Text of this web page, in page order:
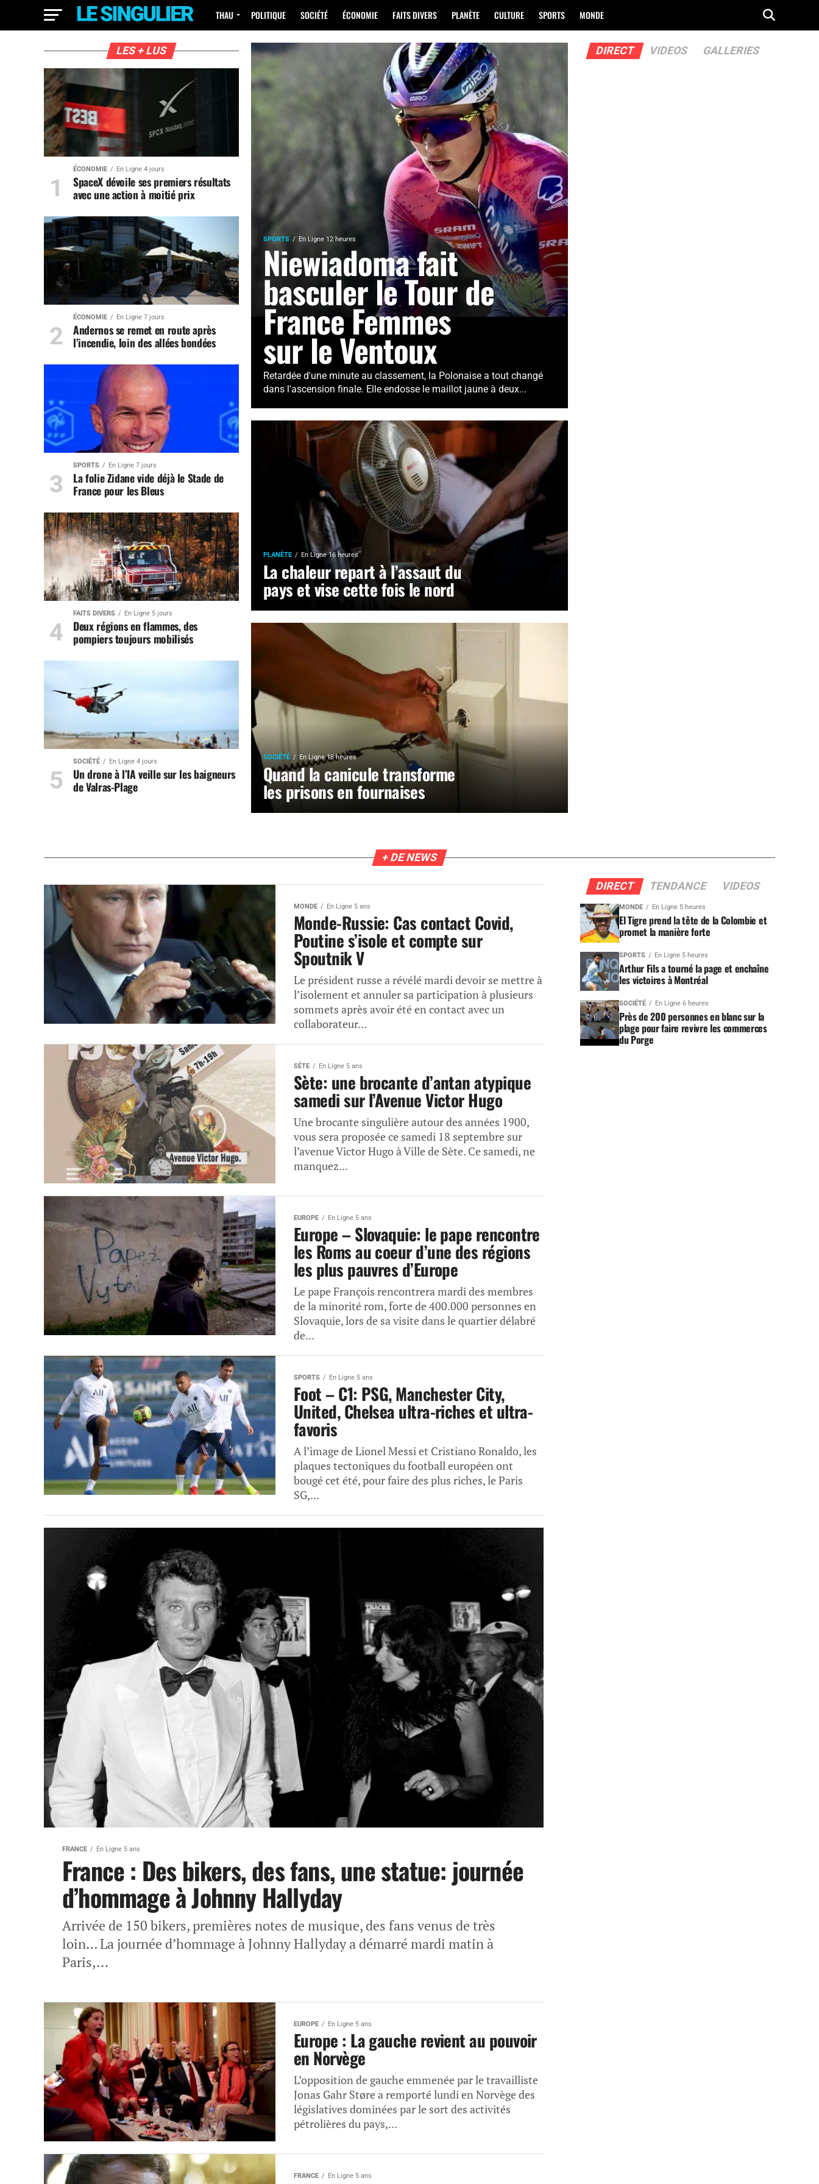
THAU POLITIQUE SOCIÉTÉ ÉCONOMIE FAITS DIVERS PLANÈTE CULTURE SPORTS MONDE
SPORTS En Ligne 12 heures
Niewiadoma fait
basculer le Tour de
France Femmes
sur le Ventoux
Retardée d'une minute au classement, la Polonaise a tout changé
dans l'ascension finale. Elle endosse le maillot jaune à deux...
PLANÈTE En Ligne 16 heures
La chaleur repart à l’assaut du
pays et vise cette fois le nord
SOCIÉTÉ En Ligne 18 heures
Quand la canicule transforme
les prisons en fournaises
LES + LUS
ÉCONOMIE En Ligne 4 jours
SpaceX dévoile ses premiers résultats
avec une action à moitié prix
ÉCONOMIE En Ligne 7 jours
Andernos se remet en route après
l’incendie, loin des allées bondées
SPORTS En Ligne 7 jours
La folie Zidane vide déjà le Stade de
France pour les Bleus
FAITS DIVERS En Ligne 5 jours
Deux régions en flammes, des
pompiers toujours mobilisés
SOCIÉTÉ En Ligne 4 jours
Un drone à l’IA veille sur les baigneurs
de Valras-Plage
DIRECT VIDEOS GALLERIES
+ DE NEWS
MONDE En Ligne 5 ans
Monde-Russie: Cas contact Covid,
Poutine s’isole et compte sur
Spoutnik V
Le président russe a révélé mardi devoir se mettre à
l’isolement et annuler sa participation à plusieurs
sommets après avoir été en contact avec un
collaborateur...
SÈTE En Ligne 5 ans
Sète: une brocante d’antan atypique
samedi sur l’Avenue Victor Hugo
Une brocante singulière autour des années 1900,
vous sera proposée ce samedi 18 septembre sur
l’avenue Victor Hugo à Ville de Sète. Ce samedi, ne
manquez...
EUROPE En Ligne 5 ans
Europe – Slovaquie: le pape rencontre
les Roms au coeur d’une des régions
les plus pauvres d’Europe
Le pape François rencontrera mardi des membres
de la minorité rom, forte de 400.000 personnes en
Slovaquie, lors de sa visite dans le quartier délabré
de...
SPORTS En Ligne 5 ans
Foot – C1: PSG, Manchester City,
United, Chelsea ultra-riches et ultra-
favoris
A l’image de Lionel Messi et Cristiano Ronaldo, les
plaques tectoniques du football européen ont
bougé cet été, pour faire des plus riches, le Paris
SG,...
FRANCE En Ligne 5 ans
France : Des bikers, des fans, une statue: journée
d’hommage à Johnny Hallyday
Arrivée de 150 bikers, premières notes de musique, des fans venus de très
loin… La journée d’hommage à Johnny Hallyday a démarré mardi matin à
Paris,...
EUROPE En Ligne 5 ans
Europe : La gauche revient au pouvoir
en Norvège
L’opposition de gauche emmenée par le travailliste
Jonas Gahr Støre a remporté lundi en Norvège des
législatives dominées par le sort des activités
pétrolières du pays,...
FRANCE En Ligne 5 ans
DIRECT TENDANCE VIDEOS
MONDE En Ligne 5 heures
El Tigre prend la tête de la Colombie et
promet la manière forte
SPORTS En Ligne 5 heures
Arthur Fils a tourné la page et enchaîne
les victoires à Montréal
SOCIÉTÉ En Ligne 6 heures
Près de 200 personnes en blanc sur la
plage pour faire revivre les commerces
du Porge